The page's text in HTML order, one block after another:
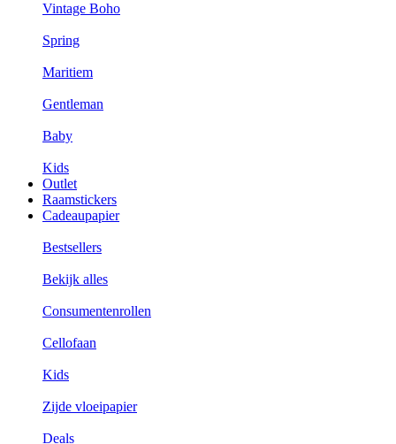
Vintage Boho
Spring
Maritiem
Gentleman
Baby
Kids
Outlet
Raamstickers
Cadeaupapier
Bestsellers
Bekijk alles
Consumentenrollen
Cellofaan
Kids
Zijde vloeipapier
Deals